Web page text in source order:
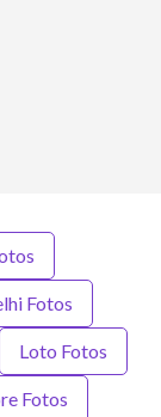
Fotos
Loto Fotos
Fotos